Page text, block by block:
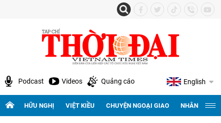
Podcast Videos Quảng cáo English
HỮU NGHỊ VIỆT KIỀU CHUYỆN NGOẠI GIAO NHÂN